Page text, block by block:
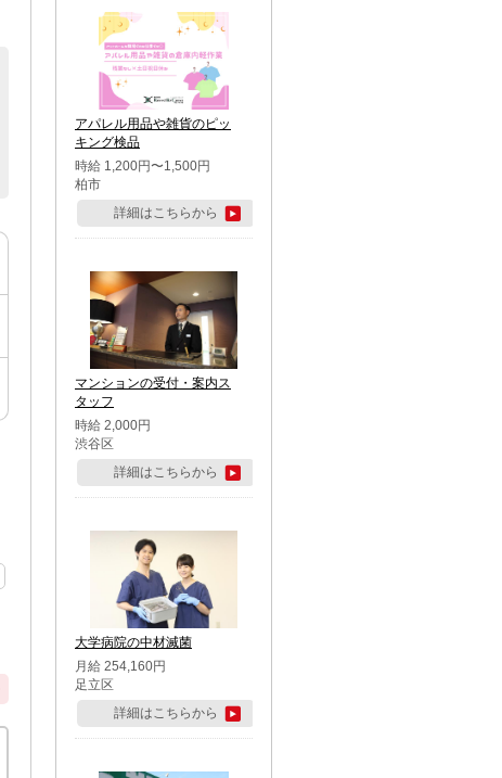
アパレル用品や雑貨のピッ
キング検品
時給 1,200円〜1,500円
柏市
詳細はこちらから
マンションの受付・案内ス
タッフ
時給 2,000円
渋谷区
詳細はこちらから
大学病院の中材滅菌
月給 254,160円
足立区
詳細はこちらから